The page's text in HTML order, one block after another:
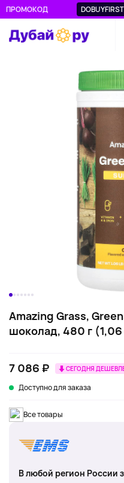
ПРОМОКОД DOBUYFIRST
Amazing Grass,
шоколад, 480 г
7 086 ₽ СЕГОДНЯ
Доступно для заказа
Все товары
В любой регион России